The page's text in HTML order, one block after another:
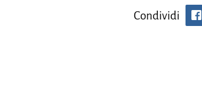
Condividi